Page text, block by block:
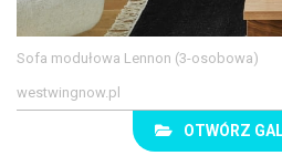
Sofa modułowa Lennon (3-osobowa)
westwingnow.pl
OTWÓRZ